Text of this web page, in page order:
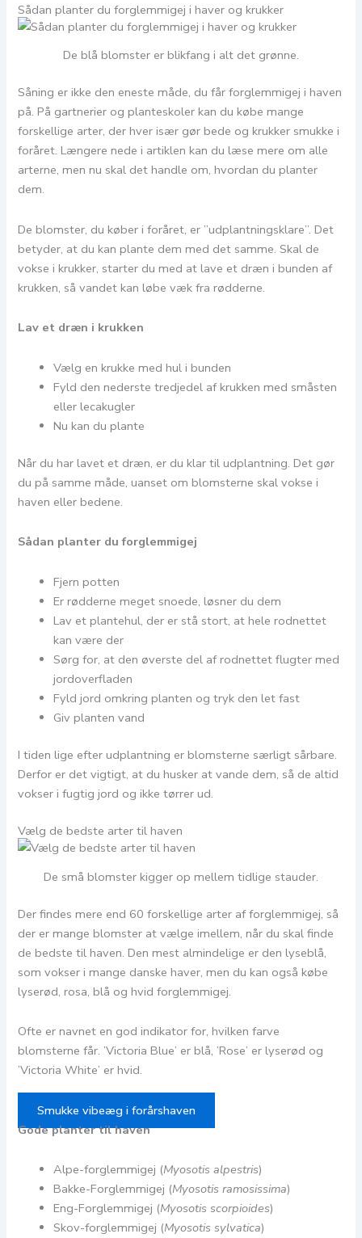
Sådan planter du forglemmigej i haver og krukker
De blå blomster er blikfang i alt det grønne.
Såning er ikke den eneste måde, du får forglemmigej i haven
på. På gartnerier og planteskoler kan du købe mange
forskellige arter, der hver især gør bede og krukker smukke i
foråret. Længere nede i artiklen kan du læse mere om alle
arterne, men nu skal det handle om, hvordan du planter
dem.
De blomster, du køber i foråret, er ”udplantningsklare”. Det
betyder, at du kan plante dem med det samme. Skal de
vokse i krukker, starter du med at lave et dræn i bunden af
krukken, så vandet kan løbe væk fra rødderne.
Lav et dræn i krukken
Vælg en krukke med hul i bunden
Fyld den nederste tredjedel af krukken med småsten
eller lecakugler
Nu kan du plante
Når du har lavet et dræn, er du klar til udplantning. Det gør
du på samme måde, uanset om blomsterne skal vokse i
haven eller bedene.
Sådan planter du forglemmigej
Fjern potten
Er rødderne meget snoede, løsner du dem
Lav et plantehul, der er stå stort, at hele rodnettet
kan være der
Sørg for, at den øverste del af rodnettet flugter med
jordoverfladen
Fyld jord omkring planten og tryk den let fast
Giv planten vand
I tiden lige efter udplantning er blomsterne særligt sårbare.
Derfor er det vigtigt, at du husker at vande dem, så de altid
vokser i fugtig jord og ikke tørrer ud.
Vælg de bedste arter til haven
De små blomster kigger op mellem tidlige stauder.
Der findes mere end 60 forskellige arter af forglemmigej, så
der er mange blomster at vælge imellem, når du skal finde
de bedste til haven. Den mest almindelige er den lyseblå,
som vokser i mange danske haver, men du kan også købe
lyserød, rosa, blå og hvid forglemmigej.
Ofte er navnet en god indikator for, hvilken farve
blomsterne får. ’Victoria Blue’ er blå, ’Rose’ er lyserød og
’Victoria White’ er hvid.
Smukke vibeæg i forårshaven
Gode planter til haven
Alpe-forglemmigej (Myosotis alpestris)
Bakke-Forglemmigej (Myosotis ramosissima)
Eng-Forglemmigej (Myosotis scorpioides)
Skov-forglemmigej (Myosotis sylvatica)